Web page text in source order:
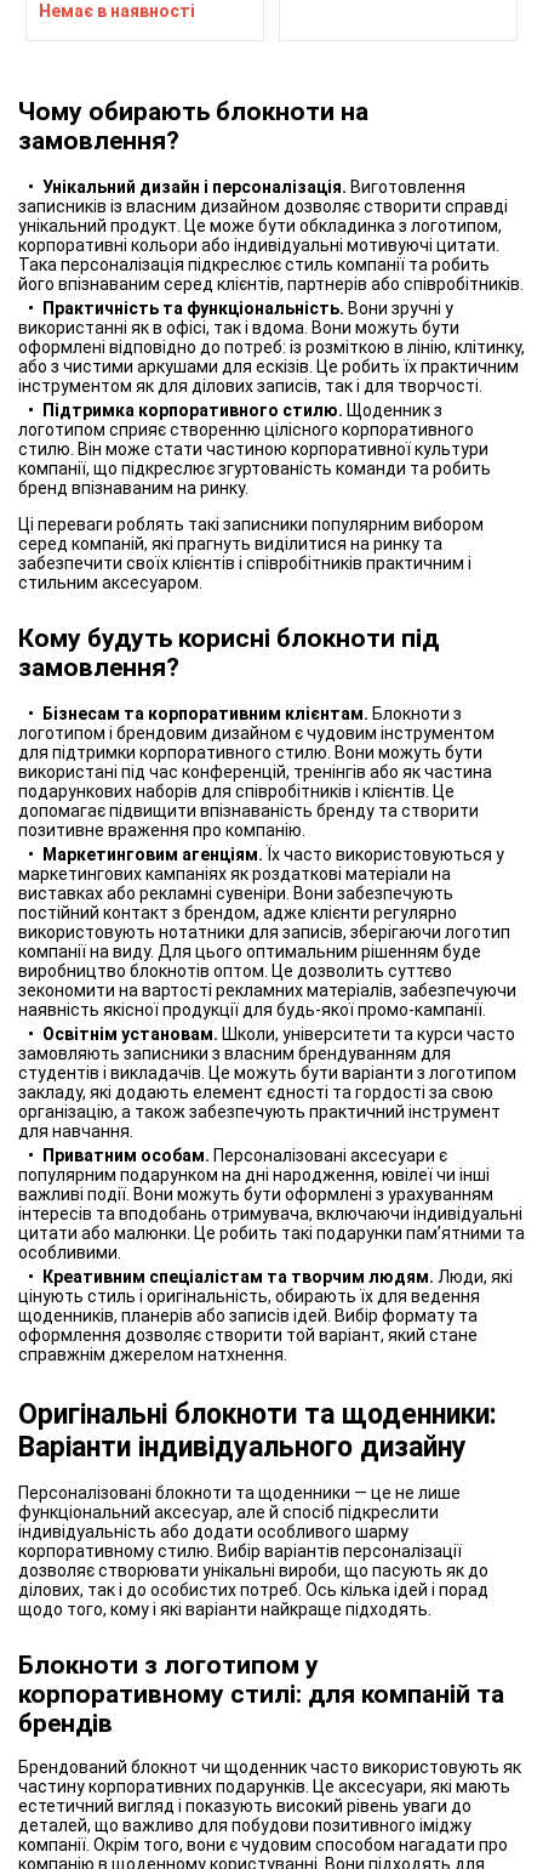
Немає в наявності
Чому обирають блокноти на
замовлення?
Унікальний дизайн і персоналізація. Виготовлення
записників із власним дизайном дозволяє створити справді
унікальний продукт. Це може бути обкладинка з логотипом,
корпоративні кольори або індивідуальні мотивуючі цитати.
Така персоналізація підкреслює стиль компанії та робить
його впізнаваним серед клієнтів, партнерів або співробітників.
Практичність та функціональність. Вони зручні у
використанні як в офісі, так і вдома. Вони можуть бути
оформлені відповідно до потреб: із розміткою в лінію, клітинку,
або з чистими аркушами для ескізів. Це робить їх практичним
інструментом як для ділових записів, так і для творчості.
Підтримка корпоративного стилю. Щоденник з
логотипом сприяє створенню цілісного корпоративного
стилю. Він може стати частиною корпоративної культури
компанії, що підкреслює згуртованість команди та робить
бренд впізнаваним на ринку.
Ці переваги роблять такі записники популярним вибором
серед компаній, які прагнуть виділитися на ринку та
забезпечити своїх клієнтів і співробітників практичним і
стильним аксесуаром.
Кому будуть корисні блокноти під
замовлення?
Бізнесам та корпоративним клієнтам. Блокноти з
логотипом і брендовим дизайном є чудовим інструментом
для підтримки корпоративного стилю. Вони можуть бути
використані під час конференцій, тренінгів або як частина
подарункових наборів для співробітників і клієнтів. Це
допомагає підвищити впізнаваність бренду та створити
позитивне враження про компанію.
Маркетинговим агенціям. Їх часто використовуються у
маркетингових кампаніях як роздаткові матеріали на
виставках або рекламні сувеніри. Вони забезпечують
постійний контакт з брендом, адже клієнти регулярно
використовують нотатники для записів, зберігаючи логотип
компанії на виду. Для цього оптимальним рішенням буде
виробництво блокнотів оптом. Це дозволить суттєво
зекономити на вартості рекламних матеріалів, забезпечуючи
наявність якісної продукції для будь-якої промо-кампанії.
Освітнім установам. Школи, університети та курси часто
замовляють записники з власним брендуванням для
студентів і викладачів. Це можуть бути варіанти з логотипом
закладу, які додають елемент єдності та гордості за свою
організацію, а також забезпечують практичний інструмент
для навчання.
Приватним особам. Персоналізовані аксесуари є
популярним подарунком на дні народження, ювілеї чи інші
важливі події. Вони можуть бути оформлені з урахуванням
інтересів та вподобань отримувача, включаючи індивідуальні
цитати або малюнки. Це робить такі подарунки пам’ятними та
особливими.
Креативним спеціалістам та творчим людям. Люди, які
цінують стиль і оригінальність, обирають їх для ведення
щоденників, планерів або записів ідей. Вибір формату та
оформлення дозволяє створити той варіант, який стане
справжнім джерелом натхнення.
Оригінальні блокноти та щоденники:
Варіанти індивідуального дизайну
Персоналізовані блокноти та щоденники — це не лише
функціональний аксесуар, але й спосіб підкреслити
індивідуальність або додати особливого шарму
корпоративному стилю. Вибір варіантів персоналізації
дозволяє створювати унікальні вироби, що пасують як до
ділових, так і до особистих потреб. Ось кілька ідей і порад
щодо того, кому і які варіанти найкраще підходять.
Блокноти з логотипом у
корпоративному стилі: для компаній та
брендів
Брендований блокнот чи щоденник часто використовують як
частину корпоративних подарунків. Це аксесуари, які мають
естетичний вигляд і показують високий рівень уваги до
деталей, що важливо для побудови позитивного іміджу
компанії. Окрім того, вони є чудовим способом нагадати про
компанію в щоденному користуванні. Вони підходять для